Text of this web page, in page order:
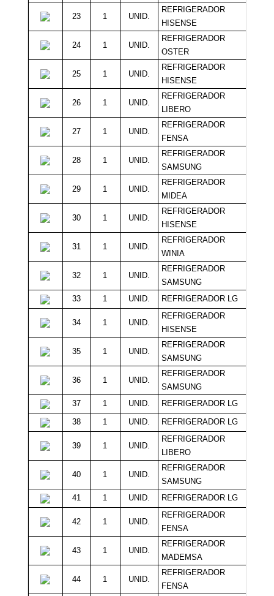
23 1 UNID.
REFRIGERADOR
HISENSE
24 1 UNID.
REFRIGERADOR
OSTER
25 1 UNID.
REFRIGERADOR
HISENSE
26 1 UNID.
REFRIGERADOR
LIBERO
27 1 UNID.
REFRIGERADOR
FENSA
28 1 UNID.
REFRIGERADOR
SAMSUNG
29 1 UNID.
REFRIGERADOR
MIDEA
30 1 UNID.
REFRIGERADOR
HISENSE
31 1 UNID.
REFRIGERADOR
WINIA
32 1 UNID.
REFRIGERADOR
SAMSUNG
33 1 UNID. REFRIGERADOR LG
34 1 UNID.
REFRIGERADOR
HISENSE
35 1 UNID.
REFRIGERADOR
SAMSUNG
36 1 UNID.
REFRIGERADOR
SAMSUNG
37 1 UNID. REFRIGERADOR LG
38
1 UNID. REFRIGERADOR LG
39 1 UNID.
REFRIGERADOR
LIBERO
40 1 UNID.
REFRIGERADOR
SAMSUNG
41 1 UNID. REFRIGERADOR LG
42 1 UNID.
REFRIGERADOR
FENSA
43 1 UNID.
REFRIGERADOR
MADEMSA
44 1 UNID.
REFRIGERADOR
FENSA